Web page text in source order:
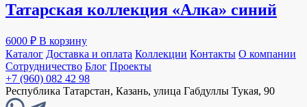
Татарская коллекция «Алка» синий
6000 ₽ В корзину
Каталог Доставка и оплата Коллекции Контакты О компании
Сотрудничество Блог Проекты
+7 (960) 082 42 98
Республика Татарстан, Казань, улица Габдуллы Тукая, 90